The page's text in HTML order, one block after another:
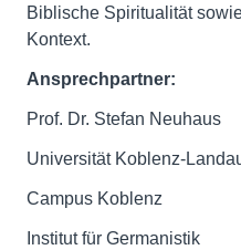
Biblische Spiritualität
Kontext.
Ansprechpartner:
Prof. Dr. Stefan Neuhaus
Universität Koblenz-
Campus Koblenz
Institut für Germanistik